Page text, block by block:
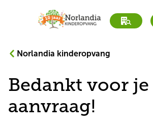
book
tour
Werken bij
book
tour
Direct inschrijven
Norlandia kinderopvang
Bedankt voor je
aanvraag!